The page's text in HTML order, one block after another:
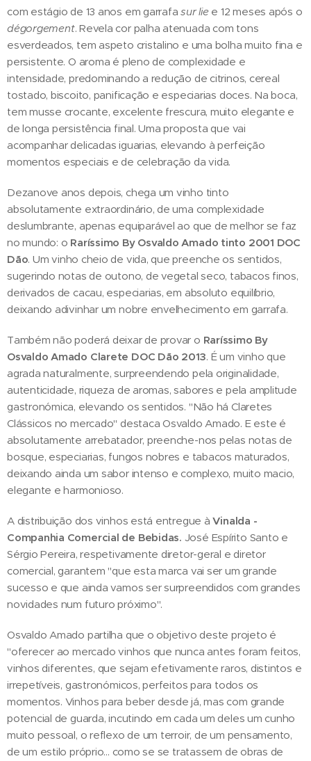
com estágio de 13 anos em garrafasur liee 12 meses após o
dégorgement. Revela cor palha atenuada com tons
esverdeados, tem aspeto cristalino e uma bolha muito fina e
persistente. O aroma é pleno de complexidade e
intensidade, predominando a redução de citrinos, cereal
tostado, biscoito, panificação e especiarias doces. Na boca,
tem musse crocante, excelente frescura, muito elegante e
de longa persistência final. Uma proposta que vai
acompanhar delicadas iguarias, elevando à perfeição
momentos especiais e de celebração da vida.
Dezanove anos depois, chega um vinho tinto
absolutamente extraordinário, de uma complexidade
deslumbrante, apenas equiparável ao que de melhor se faz
no mundo: o Raríssimo By Osvaldo Amado tinto 2001 DOC
Dão. Um vinho cheio de vida, que preenche os sentidos,
sugerindo notas de outono, de vegetal seco, tabacos finos,
derivados de cacau, especiarias, em absoluto equilíbrio,
deixando adivinhar um nobre envelhecimento em garrafa.
Também não poderá deixar de provar o Raríssimo By
Osvaldo Amado Clarete DOC Dão 2013. É um vinho que
agrada naturalmente, surpreendendo pela originalidade,
autenticidade, riqueza de aromas, sabores e pela amplitude
gastronómica, elevando os sentidos. "Não há Claretes
Clássicos no mercado" destaca Osvaldo Amado. E este é
absolutamente arrebatador, preenche-nos pelas notas de
bosque, especiarias, fungos nobres e tabacos maturados,
deixando ainda um sabor intenso e complexo, muito macio,
elegante e harmonioso.
A distribuição dos vinhos está entregue àVinalda -
Companhia Comercial de Bebidas. José Espírito Santo e
Sérgio Pereira, respetivamente diretor-geral e diretor
comercial, garantem "que esta marca vai ser um grande
sucesso e que ainda vamos ser surpreendidos com grandes
novidades num futuro próximo".
Osvaldo Amado partilha que o objetivo deste projeto é
"oferecer ao mercado vinhos que nunca antes foram feitos,
vinhos diferentes, que sejam efetivamente raros, distintos e
irrepetíveis, gastronómicos, perfeitos para todos os
momentos. Vinhos para beber desde já, mas com grande
potencial de guarda, incutindo em cada um deles um cunho
muito pessoal, o reflexo de um terroir, de um pensamento,
de um estilo próprio... como se se tratassem de obras de